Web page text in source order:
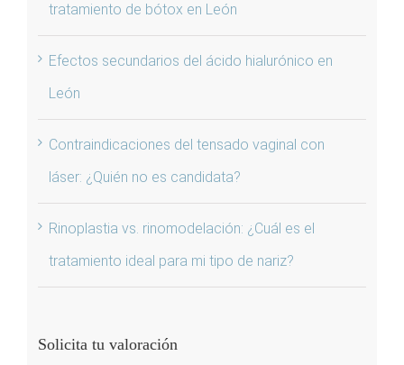
tratamiento de bótox en León
Efectos secundarios del ácido hialurónico en
León
Contraindicaciones del tensado vaginal con
láser: ¿Quién no es candidata?
Rinoplastia vs. rinomodelación: ¿Cuál es el
tratamiento ideal para mi tipo de nariz?
Solicita tu valoración